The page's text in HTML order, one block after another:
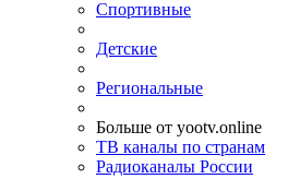
Спортивные
Детские
Региональные
Больше от yootv.online
ТВ каналы по странам
Радиоканалы России